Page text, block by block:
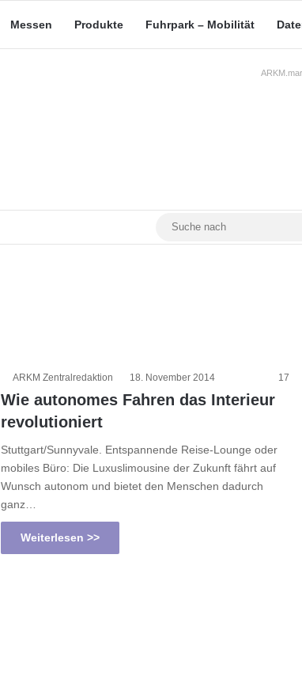
Messen Produkte Fuhrpark – Mobilität
YouTubeMastodon
ARKM Zentralredaktion 18. November 2014 17
Wie autonomes Fahren das Interieur
revolutioniert
Stuttgart/Sunnyvale. Entspannende Reise-Lounge oder
mobiles Büro: Die Luxuslimousine der Zukunft fährt auf
Wunsch autonom und bietet den Menschen dadurch
ganz…
Weiterlesen >>